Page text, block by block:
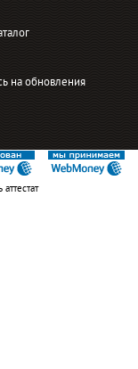
на обновления